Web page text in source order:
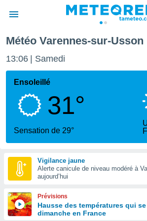
de
Météo Varennes-sur-Usson
13:06 Samedi
Ensoleillé
31°
Sensation de 29°
Vigilance jaune
Alerte canicule de niveau modéré à
aujourd’hui
Prévisions
Hausse des températures qui
dimanche en France